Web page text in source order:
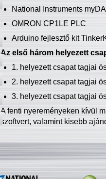
National Instruments
OMRON CP1LE PLC
Arduino fejlesztő kit
Az első három helyezett
1. helyezett csapat tagjai
2. helyezett csapat tagjai
3. helyezett csapat tagjai
A fenti nyereményeken kívül
szoftvert, valamint kisebb